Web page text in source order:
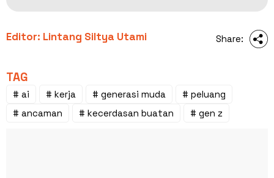
Editor: Lintang Siltya Utami Share:
TAG
# ai # kerja # generasi muda
# peluang
# ancaman
# kecerdasan buatan # gen z